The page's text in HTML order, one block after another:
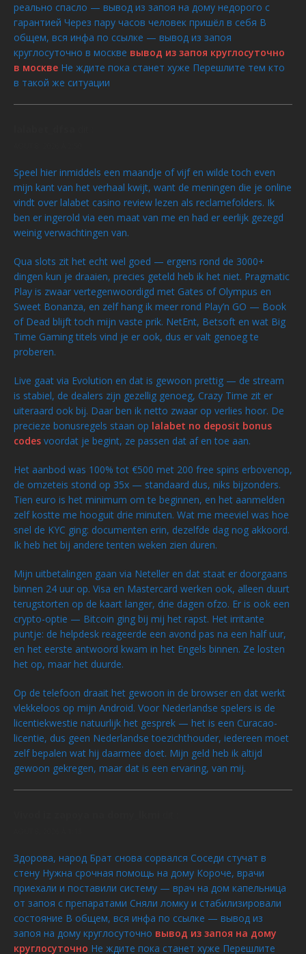
реально спасло — вывод из запоя на дому недорого с
гарантией Через пару часов человек пришёл в себя В
общем, вся инфа по ссылке — вывод из запоя
круглосуточно в москве вывод из запоя круглосуточно
в москве Не ждите пока станет хуже Перешлите тем кто
в такой же ситуации
Speel hier inmiddels een maandje of vijf en wilde toch even
mijn kant van het verhaal kwijt, want de meningen die je online
vindt over lalabet casino review lezen als reclamefolders. Ik
ben er ingerold via een maat van me en had er eerlijk gezegd
weinig verwachtingen van.
Qua slots zit het echt wel goed — ergens rond de 3000+
dingen kun je draaien, precies geteld heb ik het niet. Pragmatic
Play is zwaar vertegenwoordigd met Gates of Olympus en
Sweet Bonanza, en zelf hang ik meer rond Play’n GO — Book
of Dead blijft toch mijn vaste prik. NetEnt, Betsoft en wat Big
Time Gaming titels vind je er ook, dus er valt genoeg te
proberen.
Live gaat via Evolution en dat is gewoon prettig — de stream
is stabiel, de dealers zijn gezellig genoeg, Crazy Time zit er
uiteraard ook bij. Daar ben ik netto zwaar op verlies hoor. De
precieze bonusregels staan op lalabet no deposit bonus
codes voordat je begint, ze passen dat af en toe aan.
Het aanbod was 100% tot €500 met 200 free spins erbovenop,
de omzeteis stond op 35x — standaard dus, niks bijzonders.
Tien euro is het minimum om te beginnen, en het aanmelden
zelf kostte me hooguit drie minuten. Wat me meeviel was hoe
snel de KYC ging: documenten erin, dezelfde dag nog akkoord.
Ik heb het bij andere tenten weken zien duren.
Mijn uitbetalingen gaan via Neteller en dat staat er doorgaans
binnen 24 uur op. Visa en Mastercard werken ook, alleen duurt
terugstorten op de kaart langer, drie dagen ofzo. Er is ook een
crypto-optie — Bitcoin ging bij mij het rapst. Het irritante
puntje: de helpdesk reageerde een avond pas na een half uur,
en het eerste antwoord kwam in het Engels binnen. Ze losten
het op, maar het duurde.
Op de telefoon draait het gewoon in de browser en dat werkt
vlekkeloos op mijn Android. Voor Nederlandse spelers is de
licentiekwestie natuurlijk het gesprek — het is een Curacao-
licentie, dus geen Nederlandse toezichthouder, iedereen moet
zelf bepalen wat hij daarmee doet. Mijn geld heb ik altijd
gewoon gekregen, maar dat is een ervaring, van mij.
Здорова, народ Брат снова сорвался Соседи стучат в
стену Нужна срочная помощь на дому Короче, врачи
приехали и поставили систему — врач на дом капельница
от запоя с препаратами Сняли ломку и стабилизировали
состояние В общем, вся инфа по ссылке — вывод из
запоя на дому круглосуточно вывод из запоя на дому
круглосуточно Не ждите пока станет хуже Перешлите